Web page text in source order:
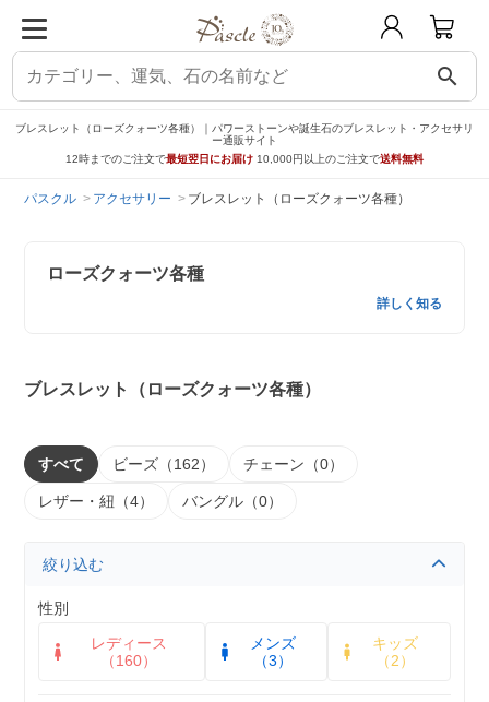
search
ブレスレット（ローズクォーツ各種）｜パワーストーンや誕生石のブレスレット・アクセサリ
ー通販サイト
12時までのご注文で最短翌日にお届け 10,000円以上のご注文で送料無料
パスクル アクセサリー ブレスレット（ローズクォーツ各種）
ローズクォーツ各種
詳しく知る
ブレスレット（ローズクォーツ各種）
すべて ビーズ（162） チェーン（0）
レザー・紐（4） バングル（0）
絞り込む
性別
レディース
（160）
メンズ
（3）
キッズ
（2）